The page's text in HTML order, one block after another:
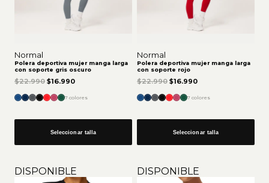
Normal
Polera deportiva mujer manga larga
con soporte gris oscuro
$22.990 El precio original era: $22.990.
$16.990El precio actual es: $16.990.
7 colores
Seleccionar talla
Normal
Polera deportiva mujer manga larga
con soporte rojo
$22.990 El precio original era:
$16.990El precio actual es:
7 colores
Seleccionar talla
DISPONIBLE DISPONIBLE